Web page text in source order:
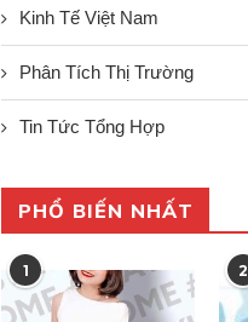
Kinh Tế Việt Nam
Phân Tích Thị Trường
Tin Tức Tổng Hợp
PHỔ BIẾN NHẤT
1 2